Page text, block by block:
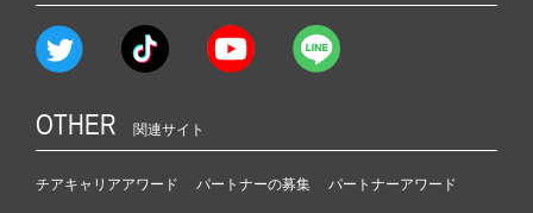
OTHER 関連サイト
チアキャリアアワード パートナーの募集 パートナーアワード